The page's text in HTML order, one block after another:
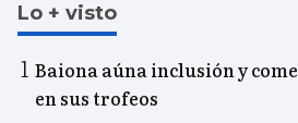
Lo + visto
Baiona aúna inclusión y
en sus trofeos